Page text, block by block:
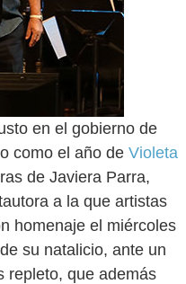
en el gobierno de
como el año de Violeta
de Javiera Parra,
a la que artistas
homenaje el miércoles
su natalicio, ante un
repleto, que además